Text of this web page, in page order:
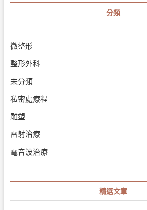
摩/
容
睫
美
蠟
美
分類
微整形
整形外科
未分類
私密處療程
雕塑
雷射治療
電音波治療
精選文章